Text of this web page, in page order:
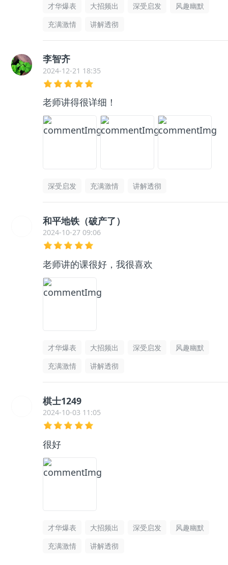
才华爆表 大招频出 深受启发
风趣幽默
充满激情
讲解透彻
李智齐
2024-12-21 18:35
老师讲得很详细！
深受启发 充满激情 讲解透彻
和平地铁（破产了）
2024-10-27 09:06
老师讲的课很好，我很喜欢
才华爆表 大招频出 深受启发
风趣幽默
充满激情
讲解透彻
棋士1249
2024-10-03 11:05
很好
才华爆表 大招频出 深受启发
风趣幽默
充满激情
讲解透彻